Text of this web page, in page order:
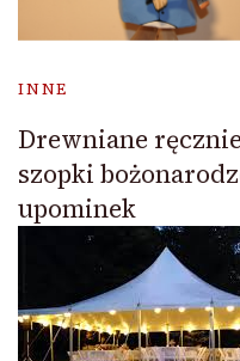
INNE
Drewniane
szopki
upominek